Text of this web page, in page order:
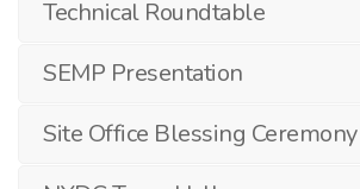
Technical Roundtable
SEMP Presentation
Site Office Blessing Ceremony